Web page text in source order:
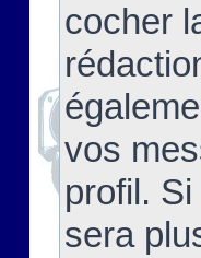
cocher
vos
profil.
sera